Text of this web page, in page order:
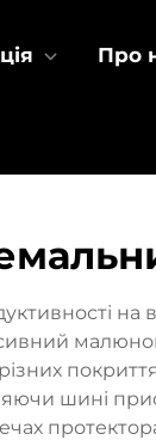
Про
на
шині